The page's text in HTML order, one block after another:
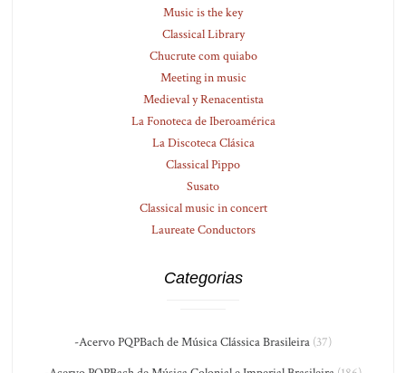
Music is the key
Classical Library
Chucrute com quiabo
Meeting in music
Medieval y Renacentista
La Fonoteca de Iberoamérica
La Discoteca Clásica
Classical Pippo
Susato
Classical music in concert
Laureate Conductors
Categorias
-Acervo PQPBach de Música Clássica Brasileira (37)